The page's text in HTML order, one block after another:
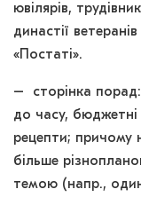
ювілярів,
династії
«Постаті».
– сторінка
до часу, бюджетні
рецепти; причому
більше
темою (напр.,